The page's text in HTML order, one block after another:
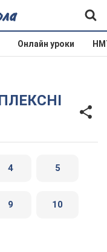
Онлайн уроки
4 5
9 10